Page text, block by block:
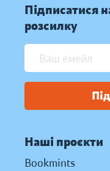
Підписатися
розсилку
Наші проєкти
Bookmints